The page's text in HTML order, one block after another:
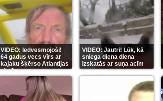
VIDEO: Iedvesmojoši!
64 gadus vecs vīrs ar
kajaku šķērso Atlantijas
okeānu(5)
VIDEO: Jautri! Lūk, kā
sniega diena diena
izskatās ar suņa acīm
(6)